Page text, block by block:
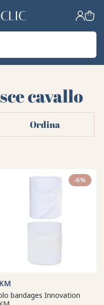
cavallo
Ordina
-6%
bandages Innovation